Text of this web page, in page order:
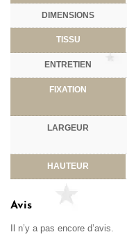
DIMENSIONS
TISSU
ENTRETIEN
FIXATION
LARGEUR
HAUTEUR
Avis
Il n’y a pas encore d’avis.